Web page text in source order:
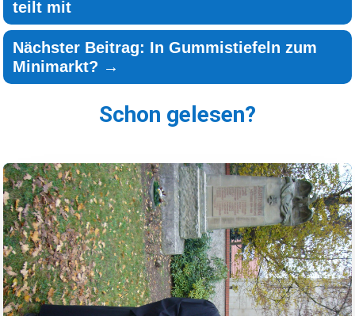
teilt mit
Nächster Beitrag: In Gummistiefeln zum
Minimarkt? →
Schon gelesen?